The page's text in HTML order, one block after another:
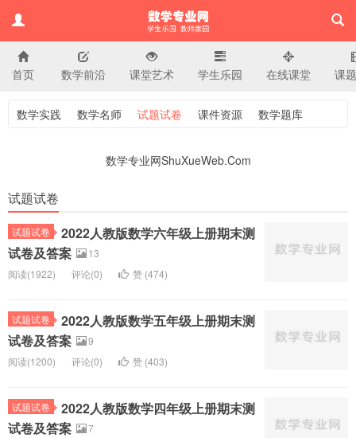
小学数学专业网
首页 数学前沿 课堂艺术 学生乐园 在线课堂 课
数学实践 数学名师 试题试卷 课件资源 数学题库
数学专业网ShuXueWeb.Com
试题试卷
试题试卷
2022人教版数学六年级上册期末测
试卷及答案
13
阅读(1922) 评论(0) 赞 (474)
试题试卷
2022人教版数学五年级上册期末测
试卷及答案
9
阅读(1200) 评论(0) 赞 (403)
试题试卷
2022人教版数学四年级上册期末测
试卷及答案
7